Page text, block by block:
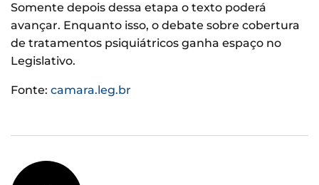
Somente depois dessa etapa o texto poderá
avançar. Enquanto isso, o debate sobre cobertura
de tratamentos psiquiátricos ganha espaço no
Legislativo.
Fonte: camara.leg.br